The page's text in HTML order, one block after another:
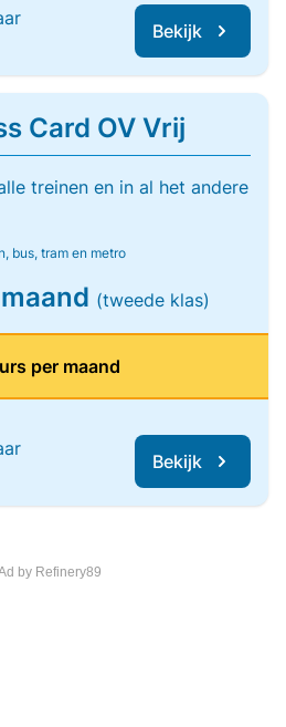
Bekijk
Card OV Vrij
treinen en in al het andere
bus, tram en metro
(tweede klas)
per maand
Bekijk
by Refinery89